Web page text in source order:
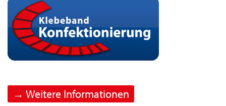
→ Weitere Informationen